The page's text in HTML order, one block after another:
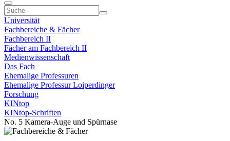
Universität
Fachbereiche & Fächer
Fachbereich II
Fächer am Fachbereich II
Medienwissenschaft
Das Fach
Ehemalige Professuren
Ehemalige Professur Loiperdinger
Forschung
KINtop
KINtop-Schriften
No. 5 Kamera-Auge und Spürnase